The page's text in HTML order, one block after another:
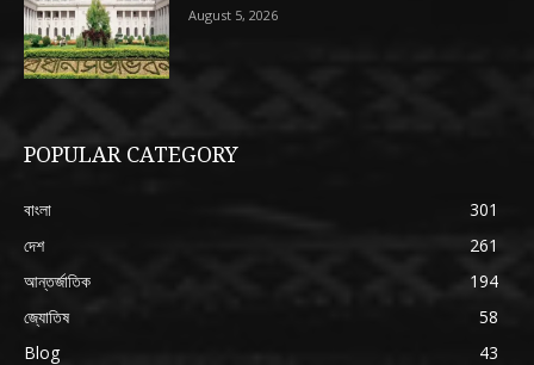
August 5, 2026
POPULAR CATEGORY
বাংলা
301
দেশ
261
আন্তর্জাতিক
194
জ্যোতিষ
58
Blog
43